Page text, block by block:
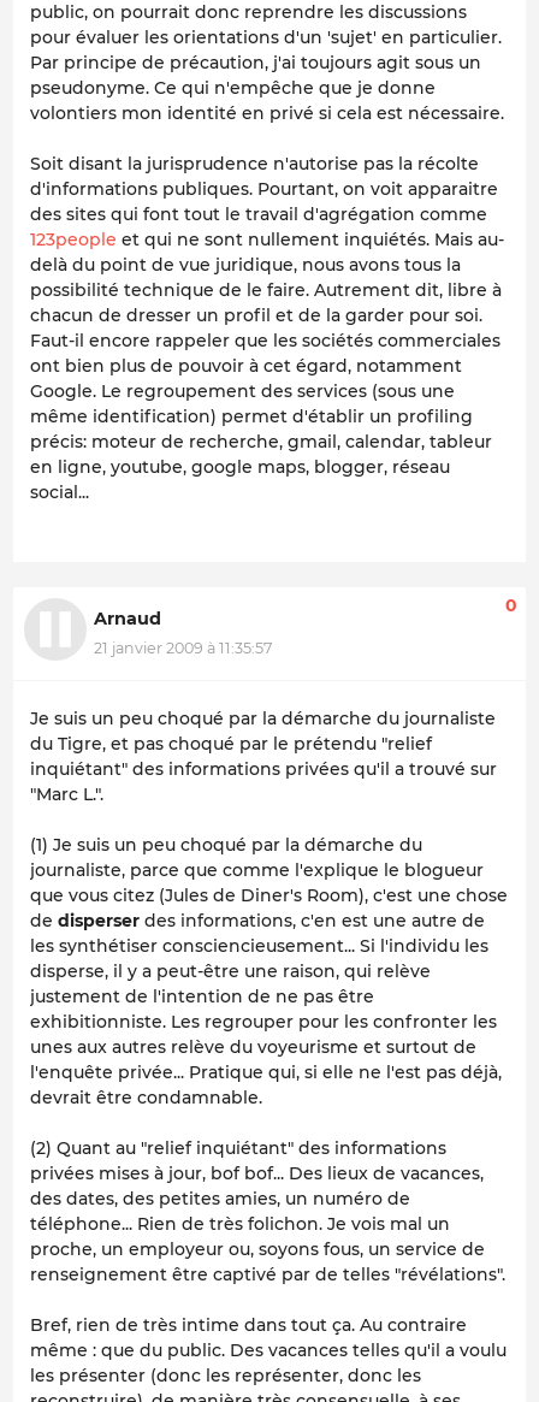
public, on pourrait donc reprendre les discussions
pour évaluer les orientations d'un 'sujet' en particulier.
Par principe de précaution, j'ai toujours agit sous un
pseudonyme. Ce qui n'empêche que je donne
volontiers mon identité en privé si cela est nécessaire.
Soit disant la jurisprudence n'autorise pas la récolte
d'informations publiques. Pourtant, on voit apparaitre
des sites qui font tout le travail d'agrégation comme
123people et qui ne sont nullement inquiétés. Mais au-
delà du point de vue juridique, nous avons tous la
possibilité technique de le faire. Autrement dit, libre à
chacun de dresser un profil et de la garder pour soi.
Faut-il encore rappeler que les sociétés commerciales
ont bien plus de pouvoir à cet égard, notamment
Google. Le regroupement des services (sous une
même identification) permet d'établir un profiling
précis: moteur de recherche, gmail, calendar, tableur
en ligne, youtube, google maps, blogger, réseau
social...
Arnaud
21 janvier 2009 à 11:35:57
0
Je suis un peu choqué par la démarche du journaliste
du Tigre, et pas choqué par le prétendu "relief
inquiétant" des informations privées qu'il a trouvé sur
"Marc L.".
(1) Je suis un peu choqué par la démarche du
journaliste, parce que comme l'explique le blogueur
que vous citez (Jules de Diner's Room), c'est une chose
de disperser des informations, c'en est une autre de
les synthétiser consciencieusement... Si l'individu les
disperse, il y a peut-être une raison, qui relève
justement de l'intention de ne pas être
exhibitionniste. Les regrouper pour les confronter les
unes aux autres relève du voyeurisme et surtout de
l'enquête privée... Pratique qui, si elle ne l'est pas déjà,
devrait être condamnable.
(2) Quant au "relief inquiétant" des informations
privées mises à jour, bof bof... Des lieux de vacances,
des dates, des petites amies, un numéro de
téléphone... Rien de très folichon. Je vois mal un
proche, un employeur ou, soyons fous, un service de
renseignement être captivé par de telles "révélations".
Bref, rien de très intime dans tout ça. Au contraire
même : que du public. Des vacances telles qu'il a voulu
les présenter (donc les représenter, donc les